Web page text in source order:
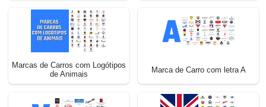
Marcas de Carros com Logótipos
de Animais
Marca de Carro com letra A